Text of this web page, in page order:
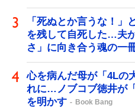
「死ぬとか言うな！」
を残して自死した…夫
さ」に向き合う魂の一
心を病んだ母が「4Lの
れに…ノブコブ徳井が
を明かす
Book Bang